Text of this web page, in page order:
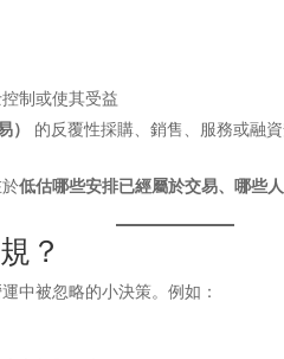
制或使其受益
的反覆性採購、銷售、服務或融
低估哪些安排已經屬於交易、哪些
？
中被忽略的小決策。例如：